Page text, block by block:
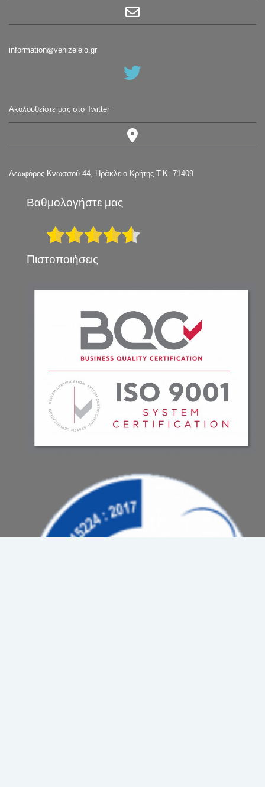
information venizeleio.gr
Ακολουθείστε μας στο Twitter
Λεωφόρος Κνωσσού 44, Ηράκλειο Κρήτης Τ.Κ 71409
Βαθμολογήστε μας
Πιστοποιήσεις